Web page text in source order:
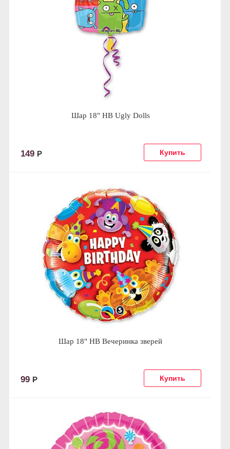
Шар 18" HB Ugly Dolls
149 Р
Шар 18" HB Вечеринка зверей
99 Р